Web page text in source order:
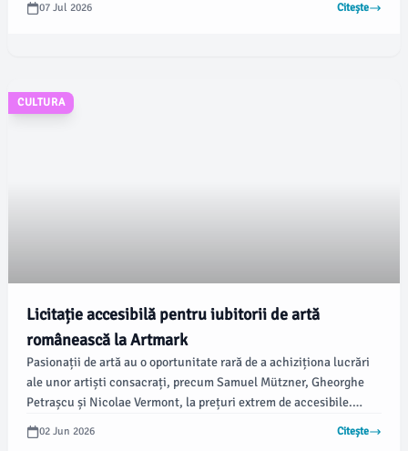
comparativ cu anul trecut, ceea ce sugerează o tendință
07 Jul 2026 Citește
CULTURA
Licitație accesibilă pentru iubitorii de artă
românească la Artmark
Pasionații de artă au o oportunitate rară de a achiziționa lucrări
ale unor artiști consacrați, precum Samuel Mützner, Gheorghe
Petrașcu și Nicolae Vermont, la prețuri extrem de accesibile.
Potrivit opiniabuzau.ro, lucrările sunt disponibile la o licitație cu
preț de pornire de doar 100 euro.
02 Jun 2026 Citește